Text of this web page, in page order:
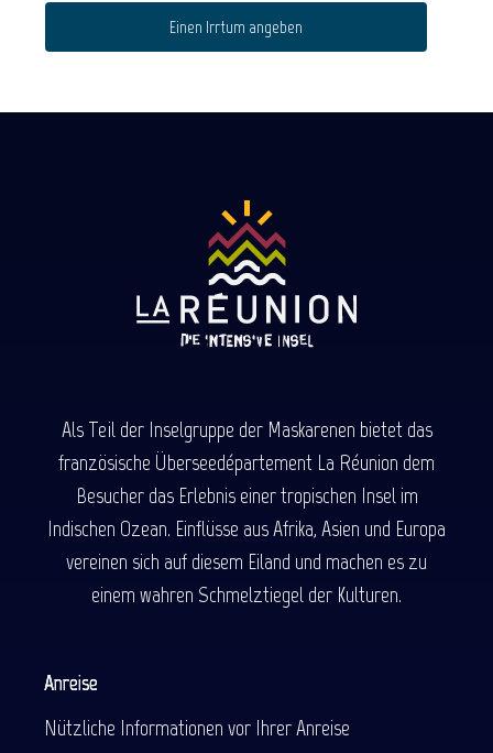
Einen Irrtum angeben
Als Teil der Inselgruppe der Maskarenen bietet das
französische Überseedépartement La Réunion dem
Besucher das Erlebnis einer tropischen Insel im
Indischen Ozean. Einflüsse aus Afrika, Asien und Europa
vereinen sich auf diesem Eiland und machen es zu
einem wahren Schmelztiegel der Kulturen.
Anreise
Nützliche Informationen vor Ihrer Anreise